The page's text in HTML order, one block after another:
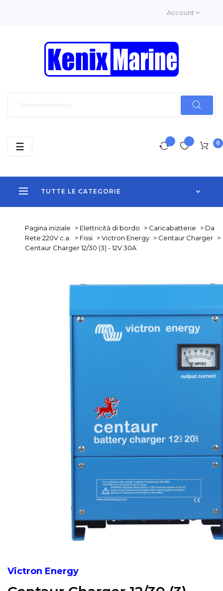
Account
0
TUTTE LE CATEGORIE
navigazione
☰
Pagina iniziale > Elettricità di bordo > Caricabatterie > Da
Rete 220V c.a.
> Fissi >Victron Energy > Centaur Charger >
Centaur Charger 12/30 (3) - 12V 30A
Victron Energy